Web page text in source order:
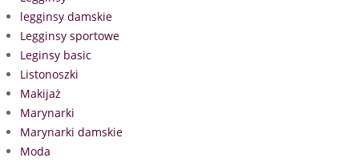
legginsy damskie
Legginsy sportowe
Leginsy basic
Listonoszki
Makijaż
Marynarki
Marynarki damskie
Moda